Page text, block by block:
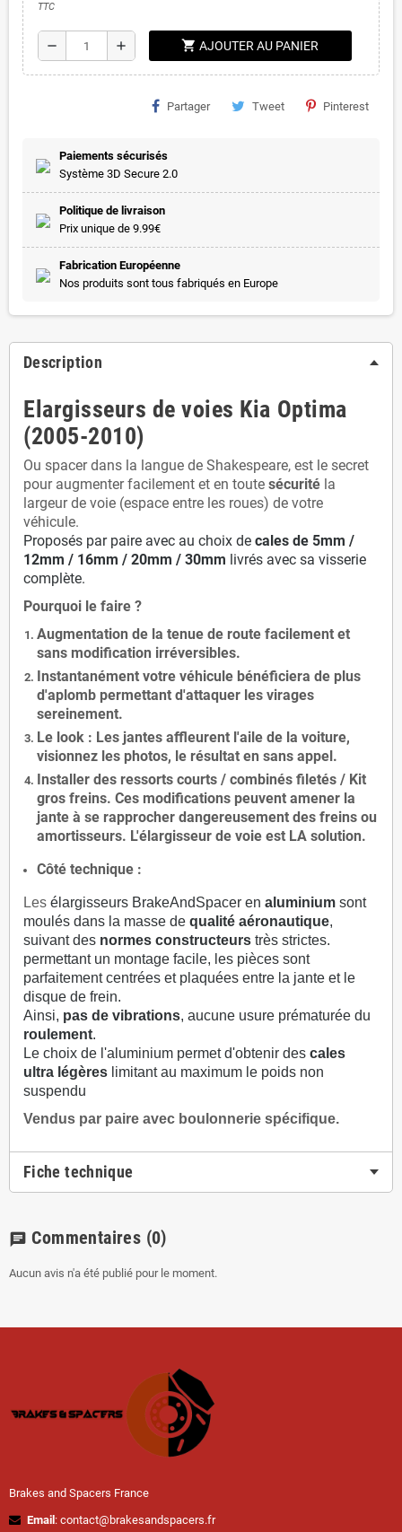
TTC
remove add shopping_cart AJOUTER AU PANIER
Partager Tweet Pinterest
Paiements sécurisés
Système 3D Secure 2.0
Politique de livraison
Prix unique de 9.99€
Fabrication Européenne
Nos produits sont tous fabriqués en Europe
Description
Elargisseurs de voies Kia Optima
(2005-2010)
Ou spacer dans la langue de Shakespeare, est le secret
pour augmenter facilement et en toute sécurité la
largeur de voie (espace entre les roues) de votre
véhicule.
Proposés par paire avec au choix de cales de 5mm /
12mm / 16mm / 20mm / 30mm livrés avec sa visserie
complète.
Pourquoi le faire ?
Augmentation de la tenue de route facilement et
sans modification irréversibles.
Instantanément votre véhicule bénéficiera de plus
d'aplomb permettant d'attaquer les virages
sereinement.
Le look : Les jantes affleurent l'aile de la voiture,
visionnez les photos, le résultat en sans appel.
Installer des ressorts courts / combinés filetés / Kit
gros freins. Ces modifications peuvent amener la
jante à se rapprocher dangereusement des freins ou
amortisseurs. L'élargisseur de voie est LA solution.
Côté technique :
Les élargisseurs BrakeAndSpacer en aluminium sont
moulés dans la masse de qualité aéronautique,
suivant des normes constructeurs très strictes.
permettant un montage facile, les pièces sont
parfaitement centrées et plaquées entre la jante et le
disque de frein.
Ainsi, pas de vibrations, aucune usure prématurée du
roulement.
Le choix de l'aluminium permet d'obtenir des cales
ultra légères limitant au maximum le poids non
suspendu
Vendus par paire avec boulonnerie spécifique.
Fiche technique
chat Commentaires (0)
Aucun avis n'a été publié pour le moment.
Brakes and Spacers France
Email : contact@brakesandspacers.fr